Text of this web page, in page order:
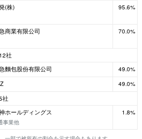
(株)
95.6%
商業有限公司
70.0%
社
麵包股份有限公司
49.0%
49.0%
社
ホールディングス
事業他
1.8%